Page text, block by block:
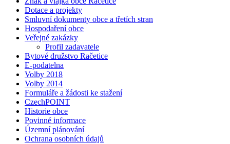
Dotace a projekty
Smluvní dokumenty obce a třetích stran
Hospodaření obce
Veřejné zakázky
Profil zadavatele
Bytové družstvo Račetice
E-podatelna
Volby 2018
Volby 2014
Formuláře a žádosti ke stažení
CzechPOINT
Historie obce
Povinné informace
Územní plánování
Ochrana osobních údajů